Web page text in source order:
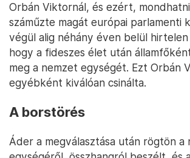
Orbán Viktornál, és ezért,
száműzte magát európai parlamenti
végül alig néhány éven belül
hogy a fideszes élet után
meg a nemzet egységét. Ezt Orbán
egyébként kiválóan csinálta.
A borstörés
Áder a megválasztása után rögtön a